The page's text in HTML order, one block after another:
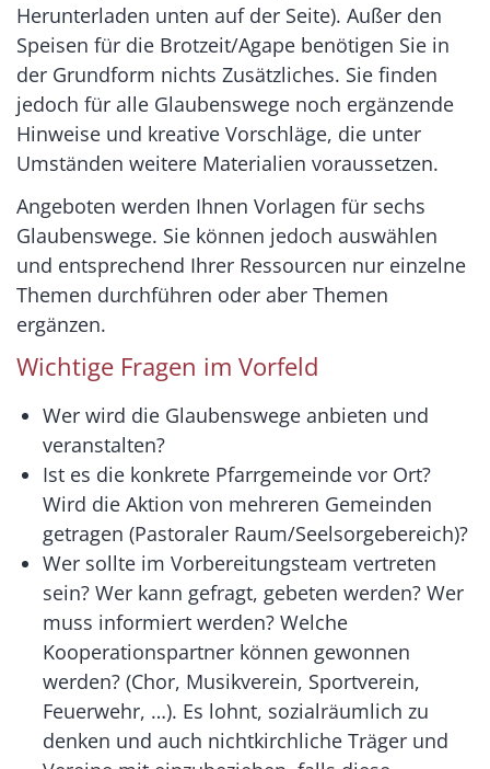
Herunterladen unten auf der Seite). Außer den
Speisen für die Brotzeit/Agape benötigen Sie in
der Grundform nichts Zusätzliches. Sie finden
jedoch für alle Glaubenswege noch ergänzende
Hinweise und kreative Vorschläge, die unter
Umständen weitere Materialien voraussetzen.
Angeboten werden Ihnen Vorlagen für sechs
Glaubenswege. Sie können jedoch auswählen
und entsprechend Ihrer Ressourcen nur einzelne
Themen durchführen oder aber Themen
ergänzen.
Wichtige Fragen im Vorfeld
Wer wird die Glaubenswege anbieten und
veranstalten?
Ist es die konkrete Pfarrgemeinde vor Ort?
Wird die Aktion von mehreren Gemeinden
getragen (Pastoraler Raum/Seelsorgebereich)?
Wer sollte im Vorbereitungsteam vertreten
sein? Wer kann gefragt, gebeten werden? Wer
muss informiert werden? Welche
Kooperationspartner können gewonnen
werden? (Chor, Musikverein, Sportverein,
Feuerwehr, …). Es lohnt, sozialräumlich zu
denken und auch nichtkirchliche Träger und